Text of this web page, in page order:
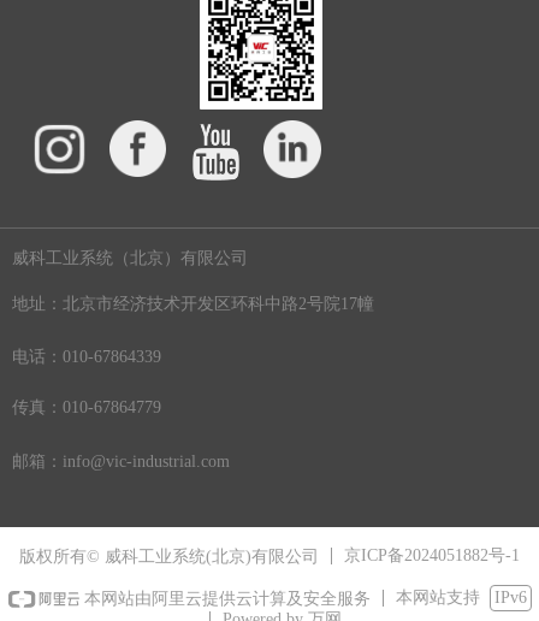
地址：北京市经济技术开发区环科中路2号院17幢
电话：010-67864339
邮箱：info@vic-industrial.com
威科工业系统（北京）有限公司
传真：010-67864779
版权所有© 威科工业系统(北京)有限公司 京ICP备2024051882号-1
本网站由阿里云提供云计算及安全服务 本网站支持
IPv6